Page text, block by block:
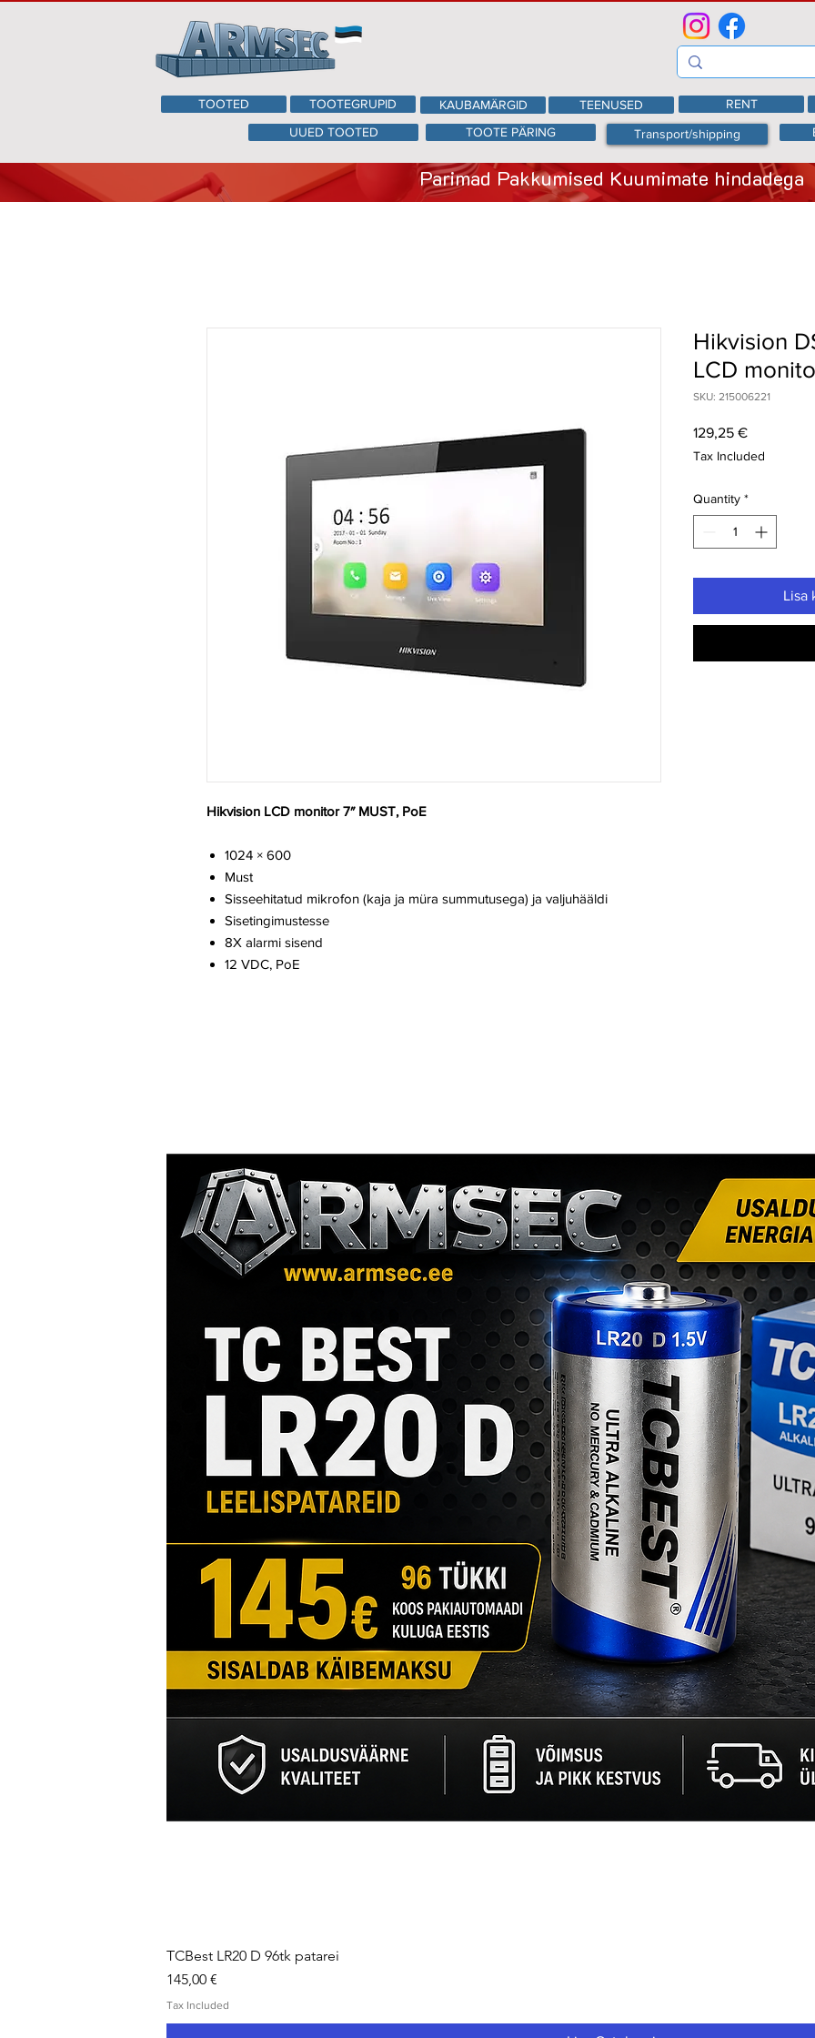
TOOTED
TOOTEGRUPID
UUED TOOTED
KAUBAMÄRGID TEENUSED RENT
TOOTE PÄRING
Transport/shipping
Parimad Pakkumised Kuumimate hindadega
Hikvision LCD monitor 7″ MUST, PoE
1024 × 600
Must
Sisseehitatud mikrofon (kaja ja müra summutusega) ja valjuhääldi
Sisetingimustesse
8X alarmi sisend
12 VDC, PoE
Hikvision
LCD
SKU: 215006221
129,25 €Price
Tax Included
Quantity *
Lisa
TCBest LR20 D 96tk patarei
Price
145,00 €
Tax Included